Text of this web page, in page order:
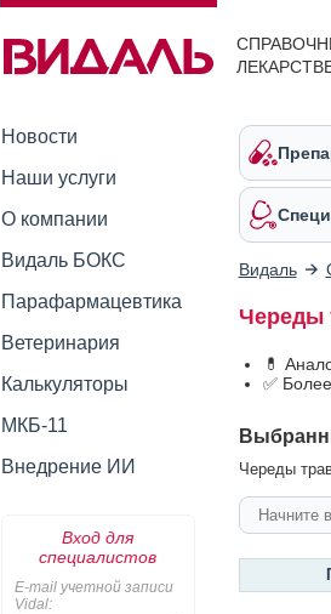
Новости
Наши услуги
О компании
Видаль БОКС
Парафармацевтика
Ветеринария
Калькуляторы
МКБ-11
Внедрение ИИ
Вход для
специалистов
E-mail учетной записи
Vidal:
Видаль
Череды
💊
✅
Череды